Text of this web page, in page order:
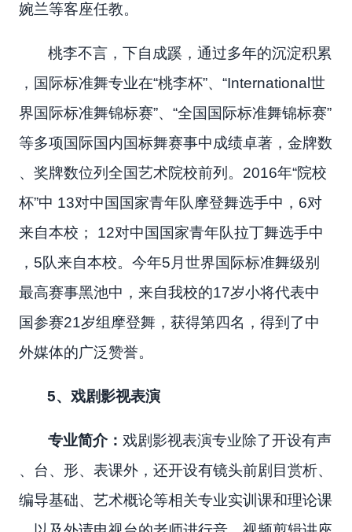
婉兰等客座任教。
桃李不言，下自成蹊，通过多年的沉淀积累
，国际标准舞专业在“桃李杯”、“International世
界国际标准舞锦标赛”、“全国国际标准舞锦标赛”
等多项国际国内国标舞赛事中成绩卓著，金牌数
、奖牌数位列全国艺术院校前列。2016年“院校
杯”中 13对中国国家青年队摩登舞选手中，6对
来自本校； 12对中国国家青年队拉丁舞选手中
，5队来自本校。今年5月世界国际标准舞级别
最高赛事黑池中，来自我校的17岁小将代表中
国参赛21岁组摩登舞，获得第四名，得到了中
外媒体的广泛赞誉。
5、戏剧影视表演
专业简介： 戏剧影视表演专业除了开设有声
、台、形、表课外，还开设有镜头前剧目赏析、
编导基础、艺术概论等相关专业实训课和理论课